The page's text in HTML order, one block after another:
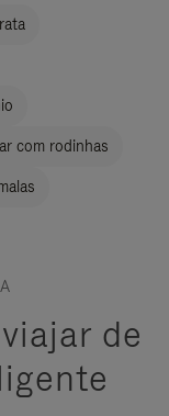
com rodinhas
de